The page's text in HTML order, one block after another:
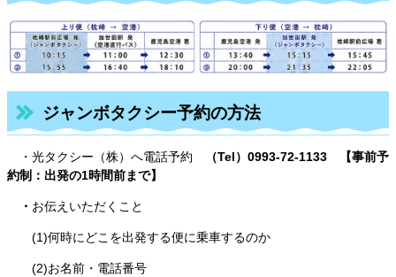
ジャンボタクシー予約の方法
・光タクシー（株）へ電話予約
（Tel）0993-72-1133 【事前予
約制：出発の1時間前まで】
・ お伝えいただくこと
(1)何時にどこを出発する便に乗車するのか
(2)お名前・電話番号